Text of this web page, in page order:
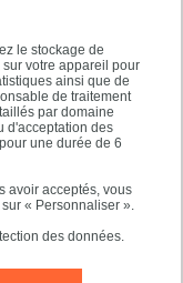
le stockage de
votre appareil pour
ainsi que de
de traitement
par domaine
d'acceptation des
une durée de 6
avoir acceptés, vous
« Personnaliser ».
des données.